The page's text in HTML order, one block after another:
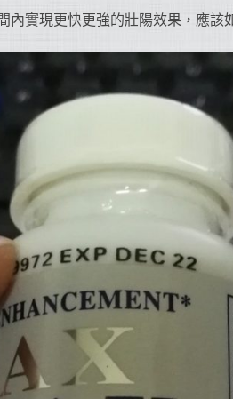
內實現更快更強的壯陽效果，應該